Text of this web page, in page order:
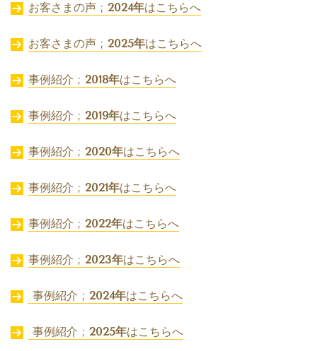
お客さまの声 ; 2024年はこちらへ
お客さまの声 ; 2025年はこちらへ
事例紹介 ; 2018年はこちらへ
事例紹介 ; 2019年はこちらへ
事例紹介 ; 2020年はこちらへ
事例紹介 ; 2021年はこちらへ
事例紹介 ; 2022年はこちらへ
事例紹介 ; 2023年はこちらへ
事例紹介 ; 2024年はこちらへ
事例紹介 ; 2025年はこちらへ